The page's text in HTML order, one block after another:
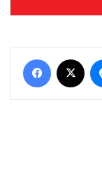
Facebook